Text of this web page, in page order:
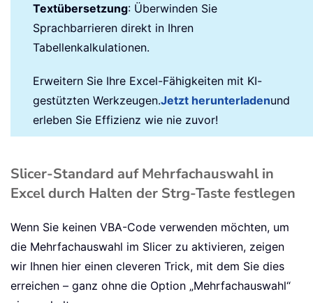
Textübersetzung: Überwinden Sie
Sprachbarrieren direkt in Ihren
Tabellenkalkulationen.
Erweitern Sie Ihre Excel-Fähigkeiten mit KI-
gestützten Werkzeugen.Jetzt herunterladenund
erleben Sie Effizienz wie nie zuvor!
Slicer-Standard auf Mehrfachauswahl in
Excel durch Halten der Strg-Taste festlegen
Wenn Sie keinen VBA-Code verwenden möchten, um
die Mehrfachauswahl im Slicer zu aktivieren, zeigen
wir Ihnen hier einen cleveren Trick, mit dem Sie dies
erreichen – ganz ohne die Option „Mehrfachauswahl“